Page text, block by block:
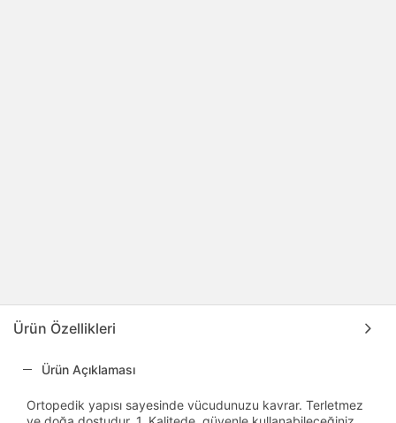
Ürün Özellikleri
Ürün Açıklaması
Ortopedik yapısı sayesinde vücudunuzu kavrar. Terletmez